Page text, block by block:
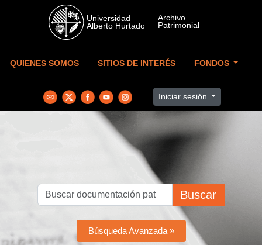
Skip to main content
QUIENES SOMOS SITIOS DE INTERÉS FONDOS
Iniciar sesión
Buscar
Búsqueda Avanzada »